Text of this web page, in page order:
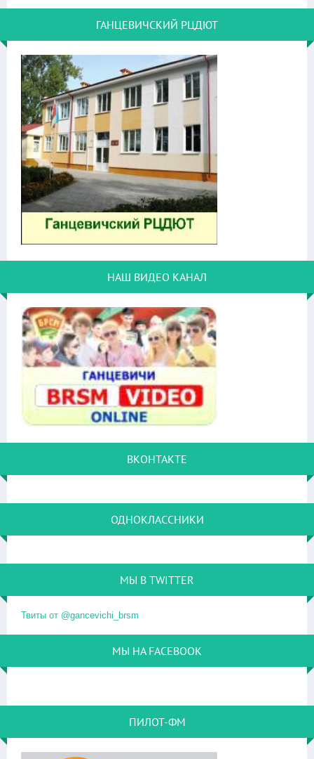
ГАНЦЕВИЧСКИЙ РЦДЮТ
НАШ ВИДЕО КАНАЛ
ВКОНТАКТЕ
ОДНОКЛАССНИКИ
МЫ В TWITTER
Твиты от @gancevichi_brsm
МЫ НА FACEBOOK
ПИЛОТ-ФМ